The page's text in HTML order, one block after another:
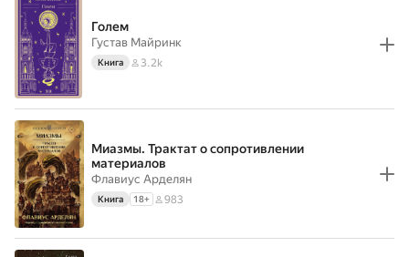
Голем
Густав Майринк
Книга 3.2k
Миазмы. Трактат о сопротивлении
материалов
Флавиус Арделян
Книга 18+ 983